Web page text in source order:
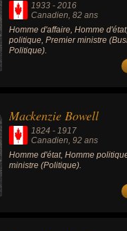
1933 - 2016
Canadien, 82 ans
Homme d'affaire, Homme
politique, Premier ministre
Politique).
Mackenzie Bowell
1824 - 1917
Canadien, 92 ans
Homme d'état, Homme
ministre (Politique).